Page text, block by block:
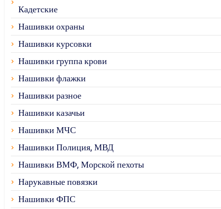
Кадетские
Нашивки охраны
Нашивки курсовки
Нашивки группа крови
Нашивки флажки
Нашивки разное
Нашивки казачьи
Нашивки МЧС
Нашивки Полиция, МВД
Нашивки ВМФ, Морской пехоты
Нарукавные повязки
Нашивки ФПС